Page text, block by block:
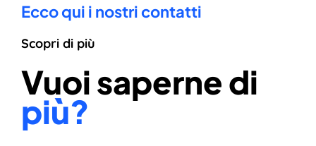
Ecco qui i nostri contatti
Scopri di più
Vuoi saperne di
più?